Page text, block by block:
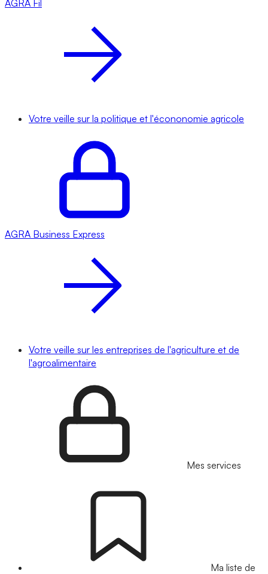
AGRA Fil
Votre veille sur la politique et l'écononomie agricole
AGRA Business Express
Votre veille sur les entreprises de l'agriculture et de
l'agroalimentaire
Mes services
Ma liste de